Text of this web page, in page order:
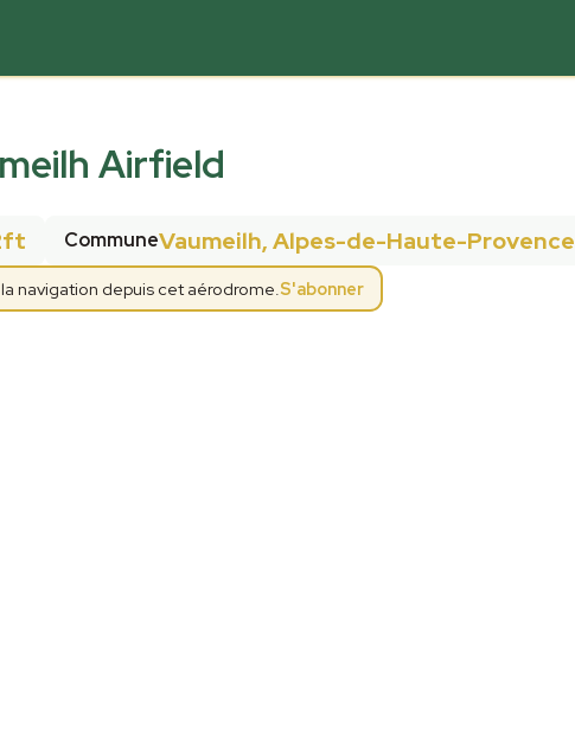
Airfield
CommuneVaumeilh, Alpes-de-Haute-Provence
navigation depuis cet aérodrome.S'abonner